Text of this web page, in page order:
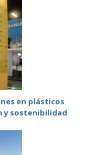
en plásticos
y sostenibilidad